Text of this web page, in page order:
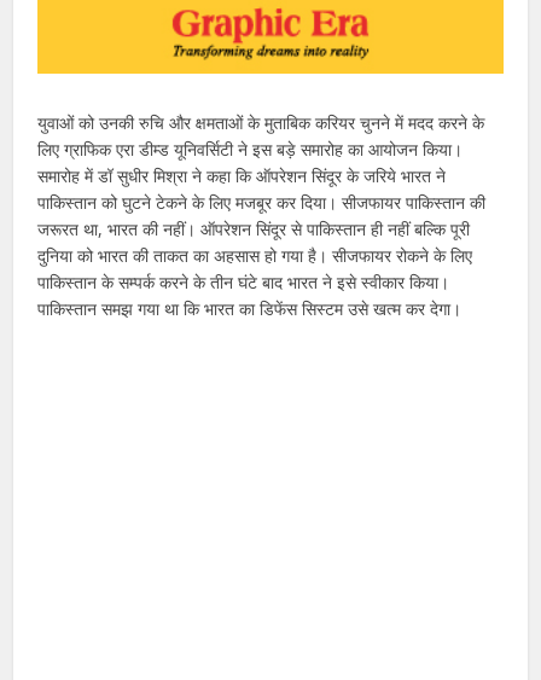
युवाओं को उनकी रुचि और क्षमताओं के मुताबिक करियर चुनने में मदद करने के
लिए ग्राफिक एरा डीम्ड यूनिवर्सिटी ने इस बड़े समारोह का आयोजन किया।
समारोह में डॉ सुधीर मिश्रा ने कहा कि ऑपरेशन सिंदूर के जरिये भारत ने
पाकिस्तान को घुटने टेकने के लिए मजबूर कर दिया। सीजफायर पाकिस्तान की
जरूरत था, भारत की नहीं। ऑपरेशन सिंदूर से पाकिस्तान ही नहीं बल्कि पूरी
दुनिया को भारत की ताकत का अहसास हो गया है। सीजफायर रोकने के लिए
पाकिस्तान के सम्पर्क करने के तीन घंटे बाद भारत ने इसे स्वीकार किया।
पाकिस्तान समझ गया था कि भारत का डिफेंस सिस्टम उसे खत्म कर देगा।